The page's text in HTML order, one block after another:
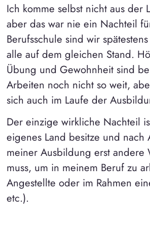
Ich komme selbst nicht aus der
aber das war nie ein Nachteil
Berufsschule sind wir
alle auf dem gleichen Stand.
Übung und Gewohnheit sind
Arbeiten noch nicht so weit,
sich auch im Laufe der
Der einzige wirkliche Nachteil
eigenes Land besitze und nach
meiner Ausbildung erst andere
muss, um in meinem Beruf zu
Angestellte oder im Rahmen
etc.).